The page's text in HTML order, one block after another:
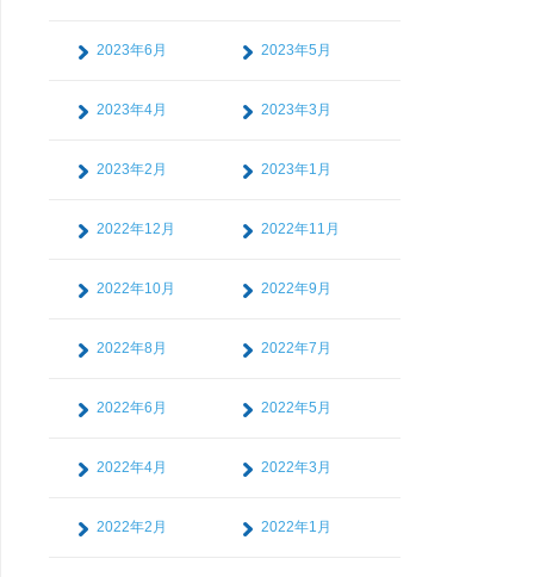
2023年6月 2023年5月
2023年4月 2023年3月
2023年2月 2023年1月
2022年12月 2022年11月
2022年10月 2022年9月
2022年8月 2022年7月
2022年6月 2022年5月
2022年4月 2022年3月
2022年2月 2022年1月